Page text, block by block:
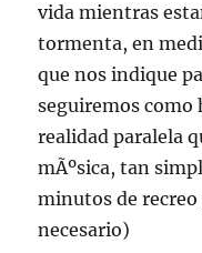
vida mientras
tormenta, en
que nos indique
seguiremos
realidad paralela
mÃºsica, tan
minutos de recreo
necesario)